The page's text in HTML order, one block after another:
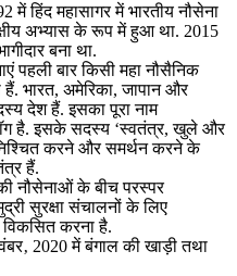
हिंद महासागर में भारतीय नौसेना
अभ्यास के रूप में हुआ था. 2015
बना था.
पहली बार किसी महा नौसैनिक
भारत, अमेरिका, जापान और
देश हैं. इसका पूरा नाम
है. इसके सदस्य ‘स्वतंत्र, खुले और
करने और समर्थन करने के
हैं.
नौसेनाओं के बीच परस्पर
सुरक्षा संचालनों के लिए
करना है.
2020 में बंगाल की खाड़ी तथा